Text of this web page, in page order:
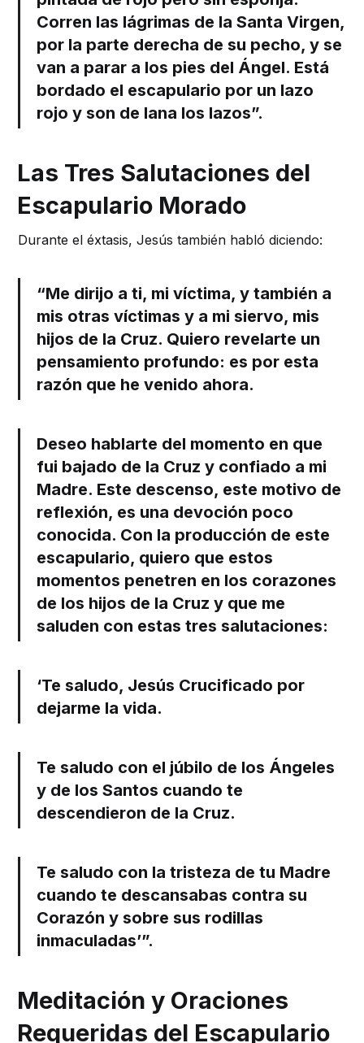
Corren las lágrimas de la Santa Virgen,
por la parte derecha de su pecho, y se
van a parar a los pies del Ángel. Está
bordado el escapulario por un lazo
rojo y son de lana los lazos”.
Las Tres Salutaciones del
Escapulario Morado
Durante el éxtasis, Jesús también habló diciendo:
“Me dirijo a ti, mi víctima, y también a
mis otras víctimas y a mi siervo, mis
hijos de la Cruz. Quiero revelarte un
pensamiento profundo: es por esta
razón que he venido ahora.
Deseo hablarte del momento en que
fui bajado de la Cruz y confiado a mi
Madre. Este descenso, este motivo de
reflexión, es una devoción poco
conocida. Con la producción de este
escapulario, quiero que estos
momentos penetren en los corazones
de los hijos de la Cruz y que me
saluden con estas tres salutaciones:
‘Te saludo, Jesús Crucificado por
dejarme la vida.
Te saludo con el júbilo de los Ángeles
y de los Santos cuando te
descendieron de la Cruz.
Te saludo con la tristeza de tu Madre
cuando te descansabas contra su
Corazón y sobre sus rodillas
inmaculadas’”.
Meditación y Oraciones
Requeridas del Escapulario